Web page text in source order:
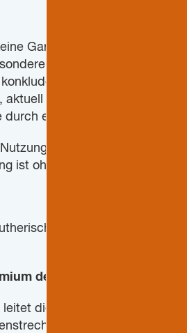
Garantie dafür, dass die
übernimmt der
als fremde Inhalte
aktuell und rechtmäßig sind
einen Link verwiesen wird.
an Texten und
ist ohne ausdrückliche
Kirche in
der Nordkirche
leitet die Nordkirche im